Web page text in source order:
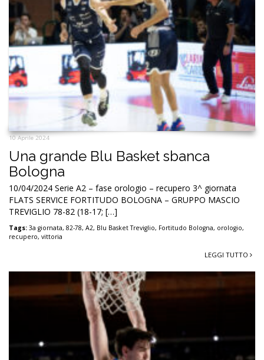
10 Aprile 2024
Una grande Blu Basket sbanca
Bologna
10/04/2024 Serie A2 – fase orologio – recupero 3^ giornata
FLATS SERVICE FORTITUDO BOLOGNA – GRUPPO MASCIO
TREVIGLIO 78-82 (18-17; […]
Tags: 3a giornata, 82-78, A2, Blu Basket Treviglio, Fortitudo Bologna, orologio,
recupero, vittoria
LEGGI TUTTO